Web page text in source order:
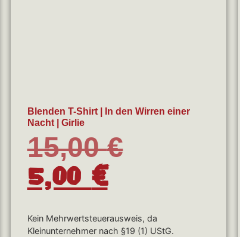
Blenden T-Shirt | In den Wirren einer
Nacht | Girlie
15,00€
5,00 €
Kein Mehrwertsteuerausweis, da
Kleinunternehmer nach §19 (1) UStG.